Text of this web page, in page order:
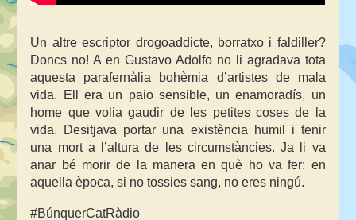
Un altre escriptor drogoaddicte, borratxo i faldiller?
Doncs no! A en Gustavo Adolfo no li agradava tota
aquesta parafernàlia bohèmia d’artistes de mala
vida. Ell era un paio sensible, un enamoradís, un
home que volia gaudir de les petites coses de la
vida. Desitjava portar una existència humil i tenir
una mort a l’altura de les circumstàncies. Ja li va
anar bé morir de la manera en què ho va fer: en
aquella època, si no tossies sang, no eres ningú.
#BúnquerCatRàdio